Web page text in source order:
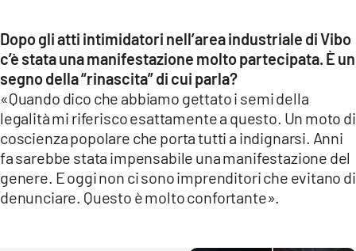
Dopo gli atti intimidatori nell’area industriale di Vibo
c’è stata una manifestazione molto partecipata. È un
segno della “rinascita” di cui parla?
«Quando dico che abbiamo gettato i semi della
legalità mi riferisco esattamente a questo. Un moto di
coscienza popolare che porta tutti a indignarsi. Anni
fa sarebbe stata impensabile una manifestazione del
genere. E oggi non ci sono imprenditori che evitano di
denunciare. Questo è molto confortante».